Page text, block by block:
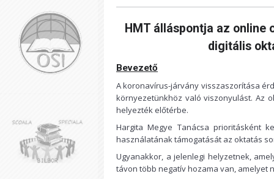
HMT álláspontja az
digitális
Bevezető
A koronavírus-járvány visszaszorítása
környezetünkhöz való viszonyulást. Az
helyezték előtérbe.
Hargita Megye Tanácsa prioritásként
használatának támogatását az oktatás
Ugyanakkor, a jelenlegi helyzetnek,
távon több negatív hozama van, amelyet